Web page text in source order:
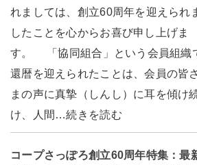
れましては、創立60周年を迎えられ
したことを心からお喜び申し上げま
す。 「協同組合」という会員組織
還暦を迎えられたことは、会員の皆さ
まの声に真摯（しんし）に耳を傾け
け、人間…続きを読む
コープさっぽろ創立60周年特集：最